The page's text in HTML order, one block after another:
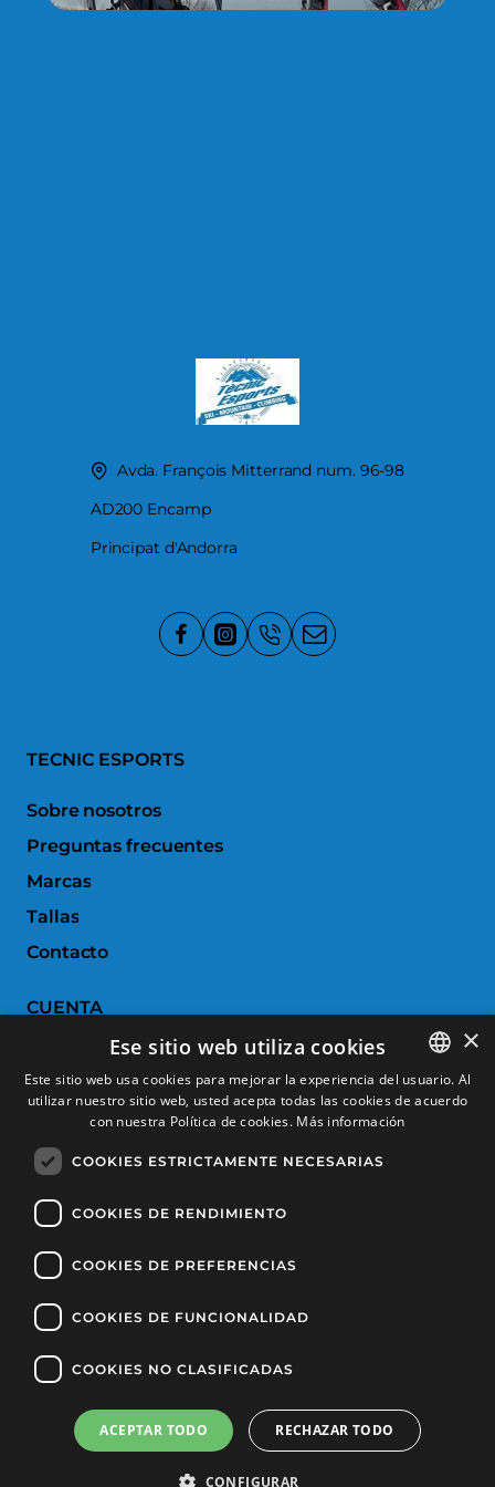
Avda. François Mitterrand num. 96-98
AD200 Encamp
Principat d'Andorra
TECNIC ESPORTS
Sobre nosotros
Preguntas frecuentes
Marcas
Tallas
Contacto
CUENTA
Historial de pedidos
Devoluciones
Productos favoritos
Comparar productos
SERVICIO AL CLIENTE
Condiciones de Compra
Cambios y devoluciones
Formas de pago
Copyright © 2025, Tècnic Esports, Todos los derechos reservados
SPANISH
×
Ese sitio web utiliza cookies
Este sitio web usa cookies para mejorar la experiencia del usuario. Al
utilizar nuestro sitio web, usted acepta todas las cookies de acuerdo
con nuestra Política de cookies. Más información
COOKIES ESTRICTAMENTE NECESARIAS
COOKIES DE RENDIMIENTO
COOKIES DE PREFERENCIAS
COOKIES DE FUNCIONALIDAD
COOKIES NO CLASIFICADAS
ACEPTAR TODO RECHAZAR TODO
CONFIGURAR